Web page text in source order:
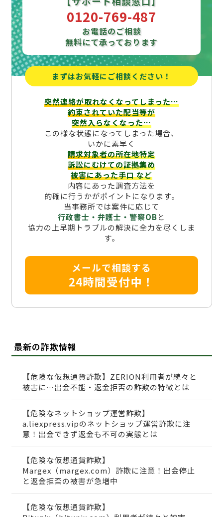
0120-769-487
お電話のご相談
無料にて承っております
まずはお気軽にご相談ください！
突然連絡が取れなくなってしまった…
約束されていた配当等が
突然入らなくなった…
この様な状態になってしまった場合、
いかに素早く
請求対象者の所在地特定
訴訟にむけての証拠集め
被害にあった手口など
内容にあった調査方法を
的確に行うかがポイントになります。
当事務所では案件に応じて
行政書士・弁護士・警察OBと
協力の上早期トラブルの解決に全力を尽くしま
す。
メールで相談する
24時間受付中！
最新の詐欺情報
【危険な仮想通貨詐欺】ZERION利用者が続々と
被害に…出金不能・返金拒否の詐欺の特徴とは
【危険なネットショップ運営詐欺】
a.liexpress.vipのネットショップ運営詐欺に注
意！出金できず返金も不可の実態とは
【危険な仮想通貨詐欺】
Margex（margex.com）詐欺に注意！出金停止
と返金拒否の被害が急増中
【危険な仮想通貨詐欺】